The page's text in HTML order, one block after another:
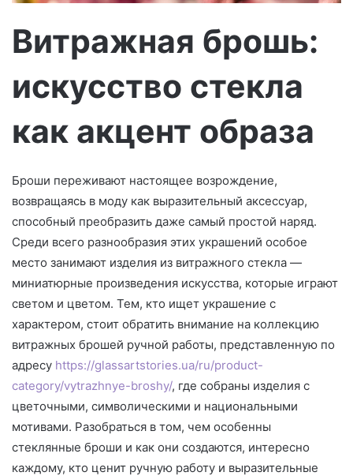
о
н
л
т
а
Витражная брошь:
искусство стекла
как акцент образа
Броши переживают настоящее возрождение,
возвращаясь в моду как выразительный аксессуар,
способный преобразить даже самый простой наряд.
Среди всего разнообразия этих украшений особое
место занимают изделия из витражного стекла —
миниатюрные произведения искусства, которые играют
светом и цветом. Тем, кто ищет украшение с
характером, стоит обратить внимание на коллекцию
витражных брошей ручной работы, представленную по
адресу https://glassartstories.ua/ru/product-
category/vytrazhnye-broshy/, где собраны изделия с
цветочными, символическими и национальными
мотивами. Разобраться в том, чем особенны
стеклянные броши и как они создаются, интересно
каждому, кто ценит ручную работу и выразительные